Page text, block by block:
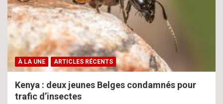
À LA UNE ARTICLES RÉCENTS
Kenya : deux jeunes Belges condamnés pour
trafic d’insectes